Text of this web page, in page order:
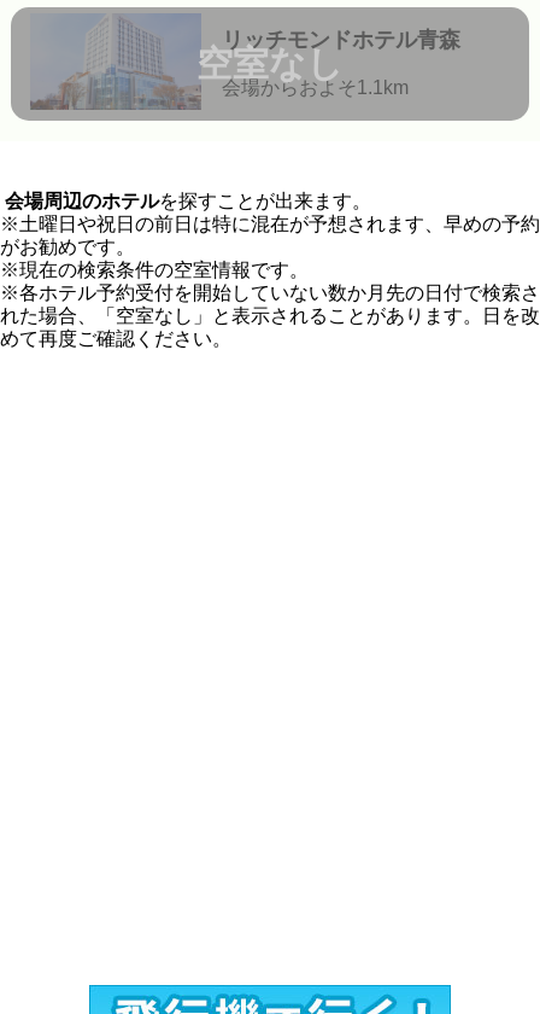
空室なし
リッチモンドホテル青森
会場からおよそ1.1km
会場周辺のホテルを探すことが出来ます。
※土曜日や祝日の前日は特に混在が予想されます、早めの予約
がお勧めです。
※現在の検索条件の空室情報です。
※各ホテル予約受付を開始していない数か月先の日付で検索さ
れた場合、「空室なし」と表示されることがあります。日を改
めて再度ご確認ください。